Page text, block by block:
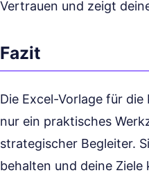
Vertrauen und zeigt
Fazit
Die Excel-Vorlage für
nur ein praktisches
strategischer Begleiter.
behalten und deine